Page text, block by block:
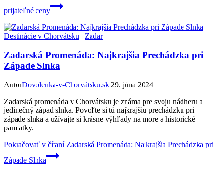
prijateľné ceny
Destinácie v Chorvátsku | Zadar
Zadarská Promenáda: Najkrajšia Prechádzka pri
Západe Slnka
AutorDovolenka-v-Chorvátsku.sk 29. júna 2024
Zadarská promenáda v Chorvátsku je známa pre svoju nádheru a
jedinečný západ slnka. Povoľte si tú najkrajšiu prechádzku pri
západe slnka a užívajte si krásne výhľady na more a historické
pamiatky.
Pokračovať v čítaníZadarská Promenáda: Najkrajšia Prechádzka pri
Západe Slnka